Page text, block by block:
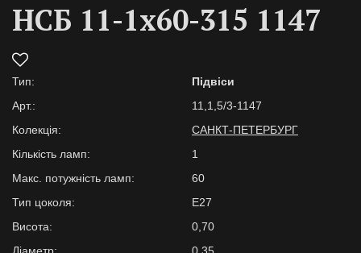
НСБ 11-1х60-315 1147
Тип:
Підвіси
Арт.:
11,1,5/3-1147
Колекція:
САНКТ-ПЕТЕРБУРГ
Кількість ламп:
1
Макс. потужність ламп:
60
Тип цоколя:
E27
Висота:
0,70